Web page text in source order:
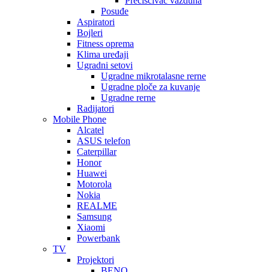
Posuđe
Aspiratori
Bojleri
Fitness oprema
Klima uređaji
Ugradni setovi
Ugradne mikrotalasne rerne
Ugradne ploče za kuvanje
Ugradne rerne
Radijatori
Mobile Phone
Alcatel
ASUS telefon
Caterpillar
Honor
Huawei
Motorola
Nokia
REALME
Samsung
Xiaomi
Powerbank
TV
Projektori